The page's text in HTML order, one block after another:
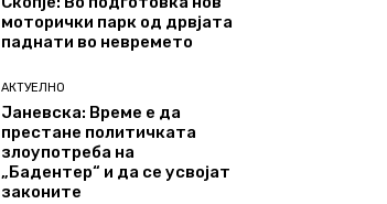
моторички парк од дрвјата
паднати во невремето
АКТУЕЛНО
Јаневска: Време е да
престане политичката
злоупотреба на
„Бадентер“ и да се усвојат
законите